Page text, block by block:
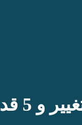
دامنه!